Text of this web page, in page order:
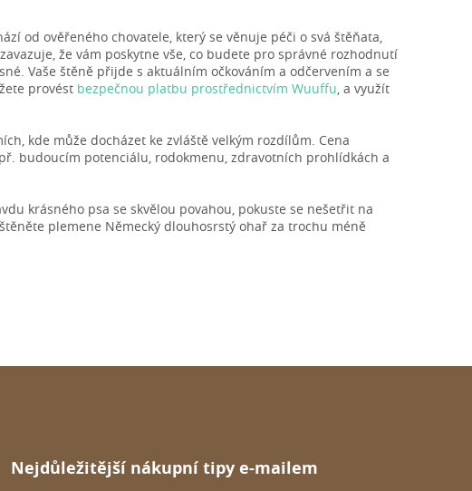
od ověřeného chovatele, který se věnuje péči o svá štěňata,
že vám poskytne vše, co budete pro správné rozhodnutí
Vaše štěně přijde s aktuálním očkováním a odčervením a se
provést bezpečnou platbu prostřednictvím Wuuffu, a využít
kde může docházet ke zvláště velkým rozdílům. Cena
budoucím potenciálu, rodokmenu, zdravotních prohlídkách a
krásného psa se skvělou povahou, pokuste se nešetřit na
plemene Německý dlouhosrstý ohař za trochu méně
Nejdůležitější nákupní tipy e-mailem